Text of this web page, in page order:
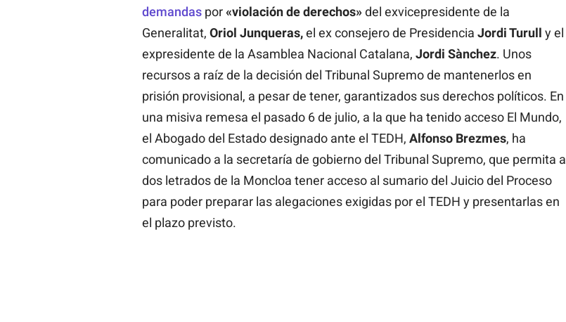
demandaspor«violación de derechos»del exvicepresidente de la
Generalitat, Oriol Junqueras,el ex consejero de Presidencia Jordi Turull y el
expresidente de la Asamblea Nacional Catalana, Jordi Sànchez. Unos
recursos a raíz de la decisión del Tribunal Supremo de mantenerlos en
prisión provisional, a pesar de tener, garantizados sus derechos políticos. En
una misiva remesa el pasado 6 de julio, a la que ha tenido acceso El Mundo,
el Abogado del Estado designado ante el TEDH, Alfonso Brezmes, ha
comunicado a la secretaría de gobierno del Tribunal Supremo, que permita a
dos letrados de la Moncloa tener acceso al sumario del Juicio del Proceso
para poder preparar las alegaciones exigidas por el TEDH y presentarlas en
el plazo previsto.